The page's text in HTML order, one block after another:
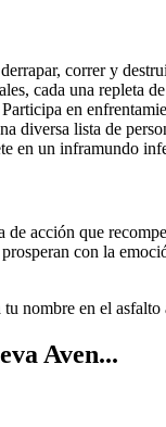
correr y
cada una repleta
Participa en
diversa lista de
en un inframundo
acción que
con la
nombre en el
Aven...